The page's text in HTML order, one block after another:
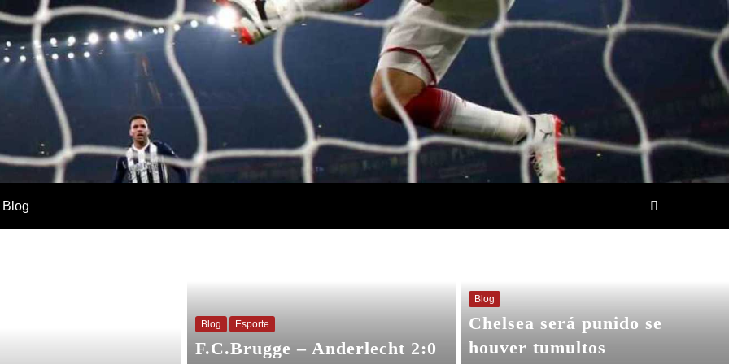
Blog
Blog Esporte
F.C.Brugge – Anderlecht 2:0
Blog
Chelsea será punido se
houver tumultos